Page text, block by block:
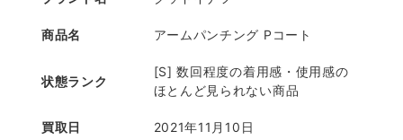
商品名 アームパンチング Pコート
状態ランク
[S] 数回程度の着用感・使用感の
ほとんど見られない商品
買取日 2021年11月10日